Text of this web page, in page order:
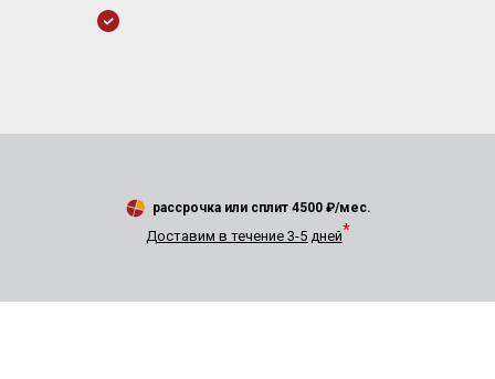
рассрочка или сплит 4500₽/мес.
Доставим в течение 3-5 дней*